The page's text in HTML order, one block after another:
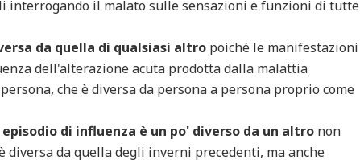
interrogando il malato sulle sensazioni e funzioni di tutte
da quella di qualsiasi altro poiché le manifestazioni
dell'alterazione acuta prodotta dalla malattia
che è diversa da persona a persona proprio come
di influenza è un po' diverso da un altro non
diversa da quella degli inverni precedenti, ma anche